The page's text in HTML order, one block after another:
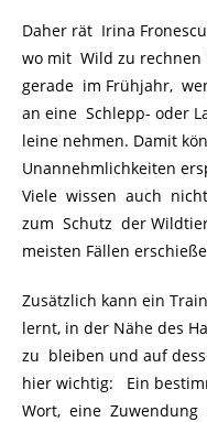
Daher rät Irina
wo mit Wild zu rechnen
gerade im Frühjahr,
an eine Schlepp- oder
leine nehmen. Damit
Unannehmlichkeiten
Viele wissen auch
zum Schutz der
meisten Fällen
Zusätzlich kann ein
lernt, in der Nähe des
zu bleiben und auf
hier wichtig: Ein
Wort, eine